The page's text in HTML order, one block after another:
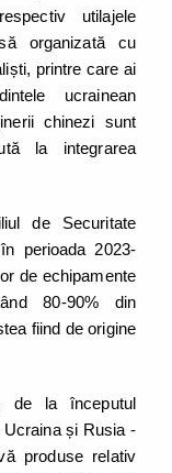
utilajele
organizată cu
printre care ai
ucrainean
chinezi sunt
la integrarea
de Securitate
perioada 2023-
de echipamente
80-90% din
fiind de origine
de la începutul
Ucraina și Rusia -
produse relativ